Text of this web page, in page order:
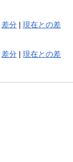
差分 |現在との差
差分 |現在との差